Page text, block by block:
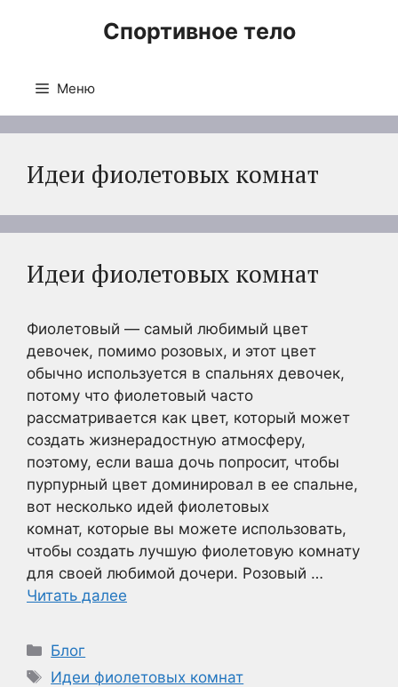
Спортивное тело
Меню
Идеи фиолетовых комнат
Идеи фиолетовых комнат
Фиолетовый — самый любимый цвет
девочек, помимо розовых, и этот цвет
обычно используется в спальнях девочек,
потому что фиолетовый часто
рассматривается как цвет, который может
создать жизнерадостную атмосферу,
поэтому, если ваша дочь попросит, чтобы
пурпурный цвет доминировал в ее спальне,
вот несколько идей фиолетовых
комнат, которые вы можете использовать,
чтобы создать лучшую фиолетовую комнату
для своей любимой дочери. Розовый …
Читать далее
Рубрики
Блог
Метки
Идеи фиолетовых комнат